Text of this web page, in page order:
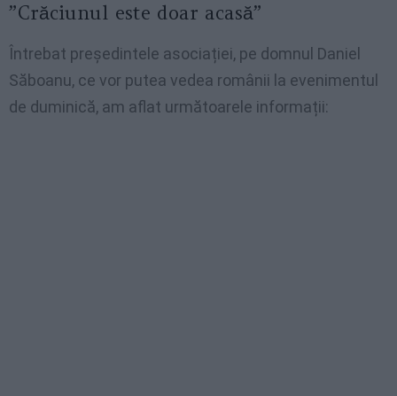
”Crăciunul este doar acasă”
Întrebat președintele asociației, pe domnul Daniel
Săboanu, ce vor putea vedea românii la evenimentul
de duminică, am aflat următoarele informații: